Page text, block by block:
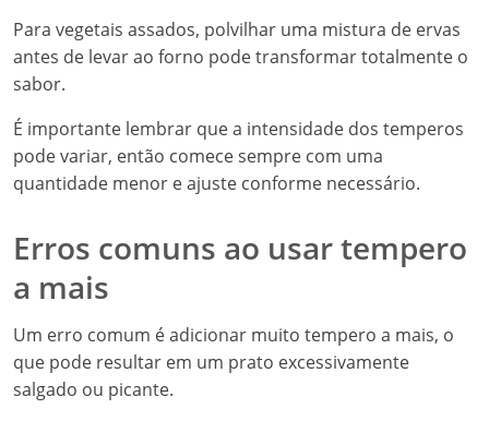
Para vegetais assados, polvilhar uma mistura de ervas
antes de levar ao forno pode transformar totalmente o
sabor.
É importante lembrar que a intensidade dos temperos
pode variar, então comece sempre com uma
quantidade menor e ajuste conforme necessário.
Erros comuns ao usar tempero
a mais
Um erro comum é adicionar muito tempero a mais, o
que pode resultar em um prato excessivamente
salgado ou picante.